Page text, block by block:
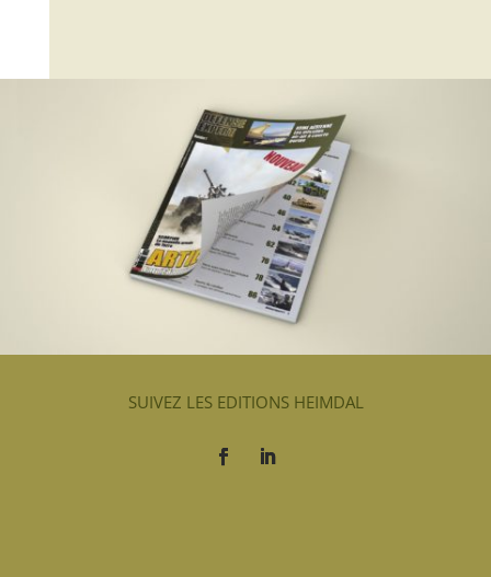
SUIVEZ LES EDITIONS HEIMDAL